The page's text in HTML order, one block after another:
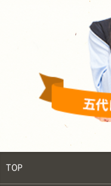
TOP